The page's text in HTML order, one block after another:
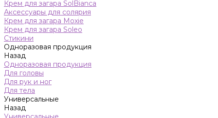
Крем для загара SolBianca
Аксессуары для солярия
Крем для загара Moxie
Крем для загара Soleo
Стикини
Одноразовая продукция
Назад
Одноразовая продукция
Для головы
Для рук и ног
Для тела
Универсальные
Назад